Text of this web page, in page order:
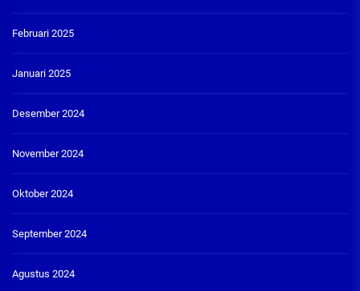
Februari 2025
Januari 2025
Desember 2024
November 2024
Oktober 2024
September 2024
Agustus 2024